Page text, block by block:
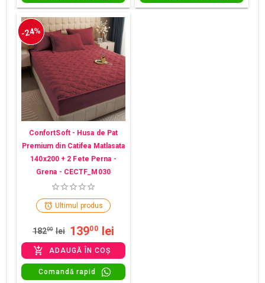
-24%
ConfortSoft - Husa de Pat
Premium din Catifea Matlasata
140x200 + 2 Fete Perna -
Grena - CECTF_M030
Ultimul produs
18200 lei 13900 lei
ADAUGĂ ÎN COȘ
Comandă rapid